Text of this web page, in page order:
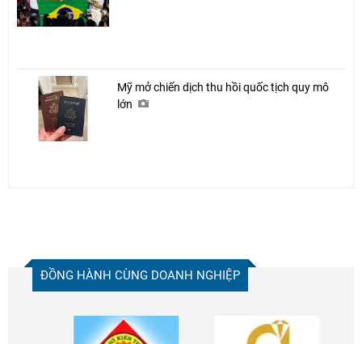
Mỹ mở chiến dịch thu hồi quốc tịch quy mô
lớn
ĐỒNG HÀNH CÙNG DOANH NGHIỆP